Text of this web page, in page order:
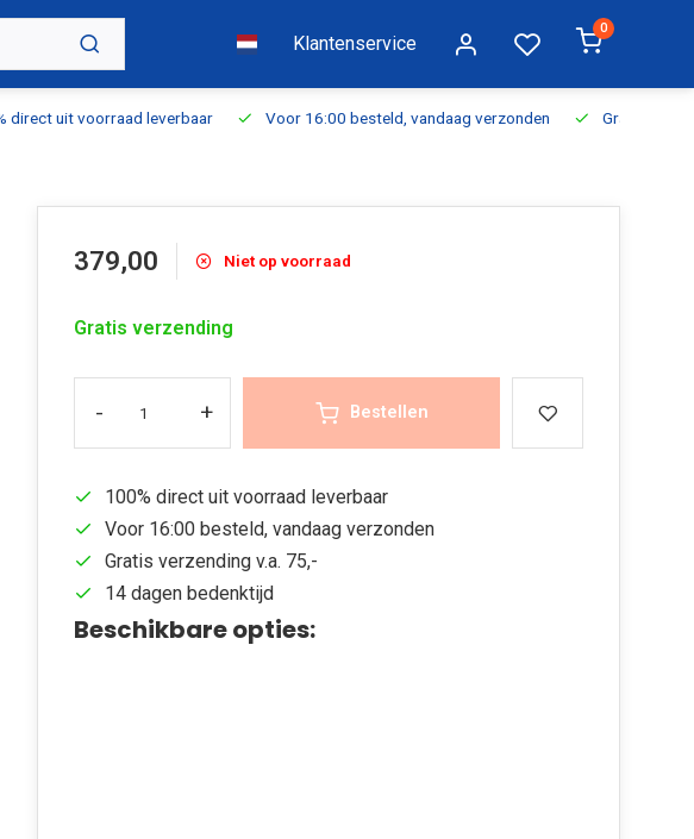
Klantenservice
0
direct uit voorraad leverbaar Voor 16:00 besteld, vandaag verzonden Gratis
379,00 Niet op voorraad
Gratis verzending
- + Bestellen
100% direct uit voorraad leverbaar
Voor 16:00 besteld, vandaag verzonden
Gratis verzending v.a. 75,-
14 dagen bedenktijd
Beschikbare opties: